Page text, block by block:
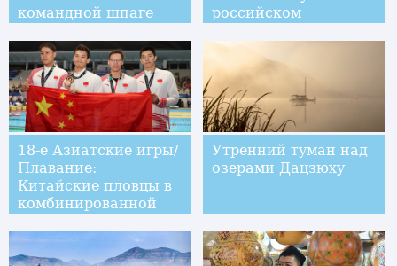
командной шпаге
российском
военно-техническом
форуме "Армия-2018"
18-е Азиатские игры/
Плавание:
Китайские пловцы в
комбинированной
метров завоевали
золотую медаль
Утренний туман над
озерами Дацзюху